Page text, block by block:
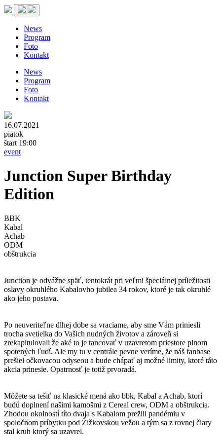
News
Program
Foto
Kontakt
News
Program
Foto
Kontakt
16.07.2021
piatok
štart 19:00
event
Junction Super Birthday
Edition
BBK
Kabal
Achab
ODM
obštrukcia
Junction je odvážne späť, tentokrát pri veľmi špeciálnej príležitosti
oslavy okruhlého Kabalovho jubilea 34 rokov, ktoré je tak okruhlé
ako jeho postava.
Po neuveriteľne dlhej dobe sa vraciame, aby sme Vám priniesli
trocha svetielka do Vašich nudných životov a zároveň si
zrekapitulovali že aké to je tancovať v uzavretom priestore plnom
spotených ľudí. Ale my tu v centrále pevne veríme, že náš fanbase
prešiel očkovacou odyseou a bude chápať aj možné limity, ktoré táto
akcia prinesie. Opatrnosť je totiž prvoradá.
Môžete sa tešiť na klasické mená ako bbk, Kabal a Achab, ktorí
budú doplnení našimi kamošmi z Cereal crew, ODM a obštrukcia.
Zhodou okolností títo dvaja s Kabalom prežili pandémiu v
spoločnom príbytku pod Žižkovskou vežou a tým sa z rovnej čiary
stal kruh ktorý sa uzavrel.